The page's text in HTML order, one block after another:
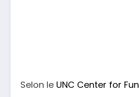
Selon le UNC Center for